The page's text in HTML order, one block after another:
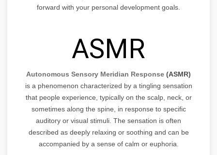
forward with your personal development goals.
ASMR
Autonomous Sensory Meridian Response (ASMR)
is a phenomenon characterized by a tingling sensation
that people experience, typically on the scalp, neck, or
sometimes along the spine, in response to specific
auditory or visual stimuli. The sensation is often
described as deeply relaxing or soothing and can be
accompanied by a sense of calm or euphoria.